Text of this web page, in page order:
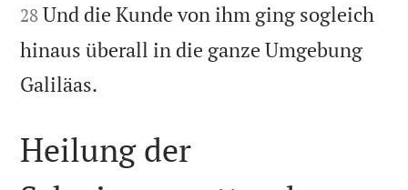
28 Und die Kunde von ihm ging sogleich
hinaus überall in die ganze Umgebung
Galiläas.
Heilung der